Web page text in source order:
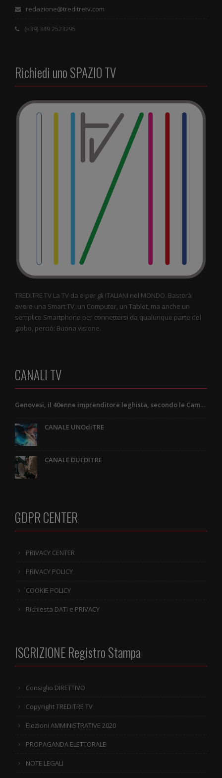
redazione@treditretv.com
(+39) 349 2523295
Richiedi uno SPAZIO TV
TREDITRE TV La TV da e per gli ITALIANI nel MONDO. Basterà
avere una Smart TV, un Computer, un Tablet, ma anche un
semplice Smartphone per connettersi da qualunque parte del
globo, perciò: Buona visione.
CANALI TV
Genovesi, il 40enne imprenditore leghista, secondo le Camere di Commercio e una lettera a lui indirizzata
CANALE UNOdiTRE
CANALE DUEDITRE
GDPR CENTER
PRIVACY CENTER
PRIVACY POLICY
COOKIE POLICY
Richiesta DATI e PRIVACY
ISCRIZIONE Registro Stampa
Consiglio DIRETTIVO
Copyright TREDITRE TV
Elezioni AMMINISTRATIVE 2020
PROPAGANDA ELETTORALE
NOTE LEGALI